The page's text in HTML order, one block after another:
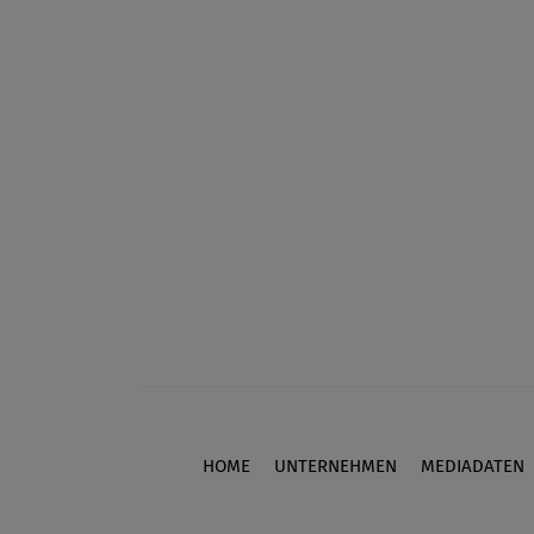
Footer
HOME UNTERNEHMEN MEDIADATEN